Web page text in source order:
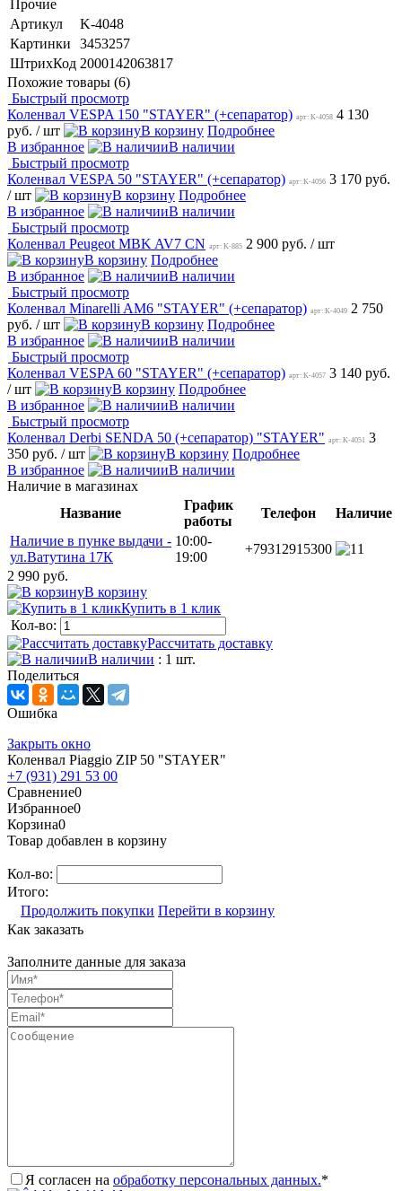
Прочие
Артикул
K-4048
Картинки
3453257
ШтрихКод 2000142063817
Похожие товары (6)
Быстрый просмотр
Коленвал VESPA 150 "STAYER" (+сепаратор) арт: K-4058 4 130
руб. / шт В корзину Подробнее
В избранное
В наличии
Быстрый просмотр
Коленвал VESPA 50 "STAYER" (+сепаратор) арт: K-4056 3 170 руб.
/ шт
В корзину Подробнее
В избранное
В наличии
Быстрый просмотр
Коленвал Peugeot MBK AV7 CN арт: K-885 2 900 руб. / шт
В корзину Подробнее
В избранное
В наличии
Быстрый просмотр
Коленвал Minarelli AM6 "STAYER" (+сепаратор) арт: K-4049 2 750
руб. / шт В корзину Подробнее
В избранное
В наличии
Быстрый просмотр
Коленвал VESPA 60 "STAYER" (+сепаратор) арт: K-4057 3 140 руб.
/ шт
В корзину Подробнее
В избранное
В наличии
Быстрый просмотр
Коленвал Derbi SENDA 50 (+сепаратор) "STAYER" арт: K-4051 3
350 руб. / шт В корзину Подробнее
В избранное
В наличии
Наличие в магазинах
Название
График
работы
Телефон
Наличие
Наличие в пунке выдачи -
ул.Ватутина 17К
10:00-
19:00
+79312915300
1
2 990 руб.
В корзину
Купить в 1 клик
Кол-во:
Рассчитать доставку
В наличии : 1 шт.
Поделиться
Ошибка
Закрыть окно
Коленвал Piaggio ZIP 50 "STAYER"
+7 (931) 291 53 00
Сравнение0
Избранное0
Корзина0
Товар добавлен в корзину
Кол-во:
Итого:
Продолжить покупки Перейти в корзину
Как заказать
Заполните данные для заказа
Я согласен на обработку персональных данных.*